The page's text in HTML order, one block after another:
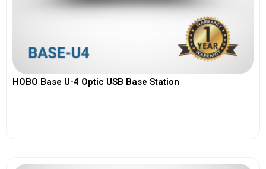
HOBO Base U-4 Optic USB Base Station